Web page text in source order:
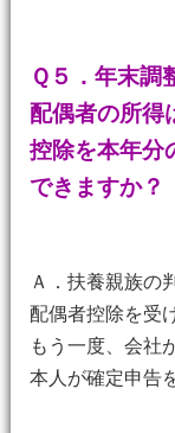
Ｑ５．年末調
配偶者の所得
控除を本年分
できますか？
Ａ．扶養親族の
配偶者控除を受
もう一度、会社
本人が確定申告